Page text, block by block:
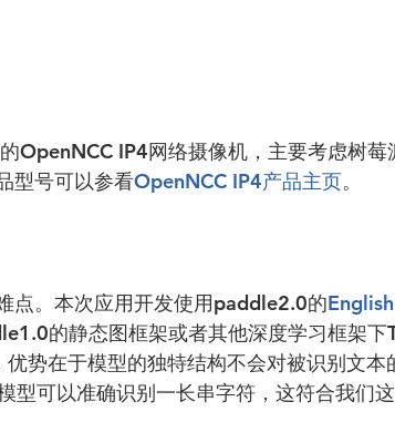
OpenNCC IP4网络摄像机，主要考虑树莓
型号可以参看OpenNCC IP4产品主页。
点。本次应用开发使用paddle2.0的
的静态图框架或者其他深度学习框架下
势在于模型的独特结构不会对被识别文本
可以准确识别一长串字符，这符合我们